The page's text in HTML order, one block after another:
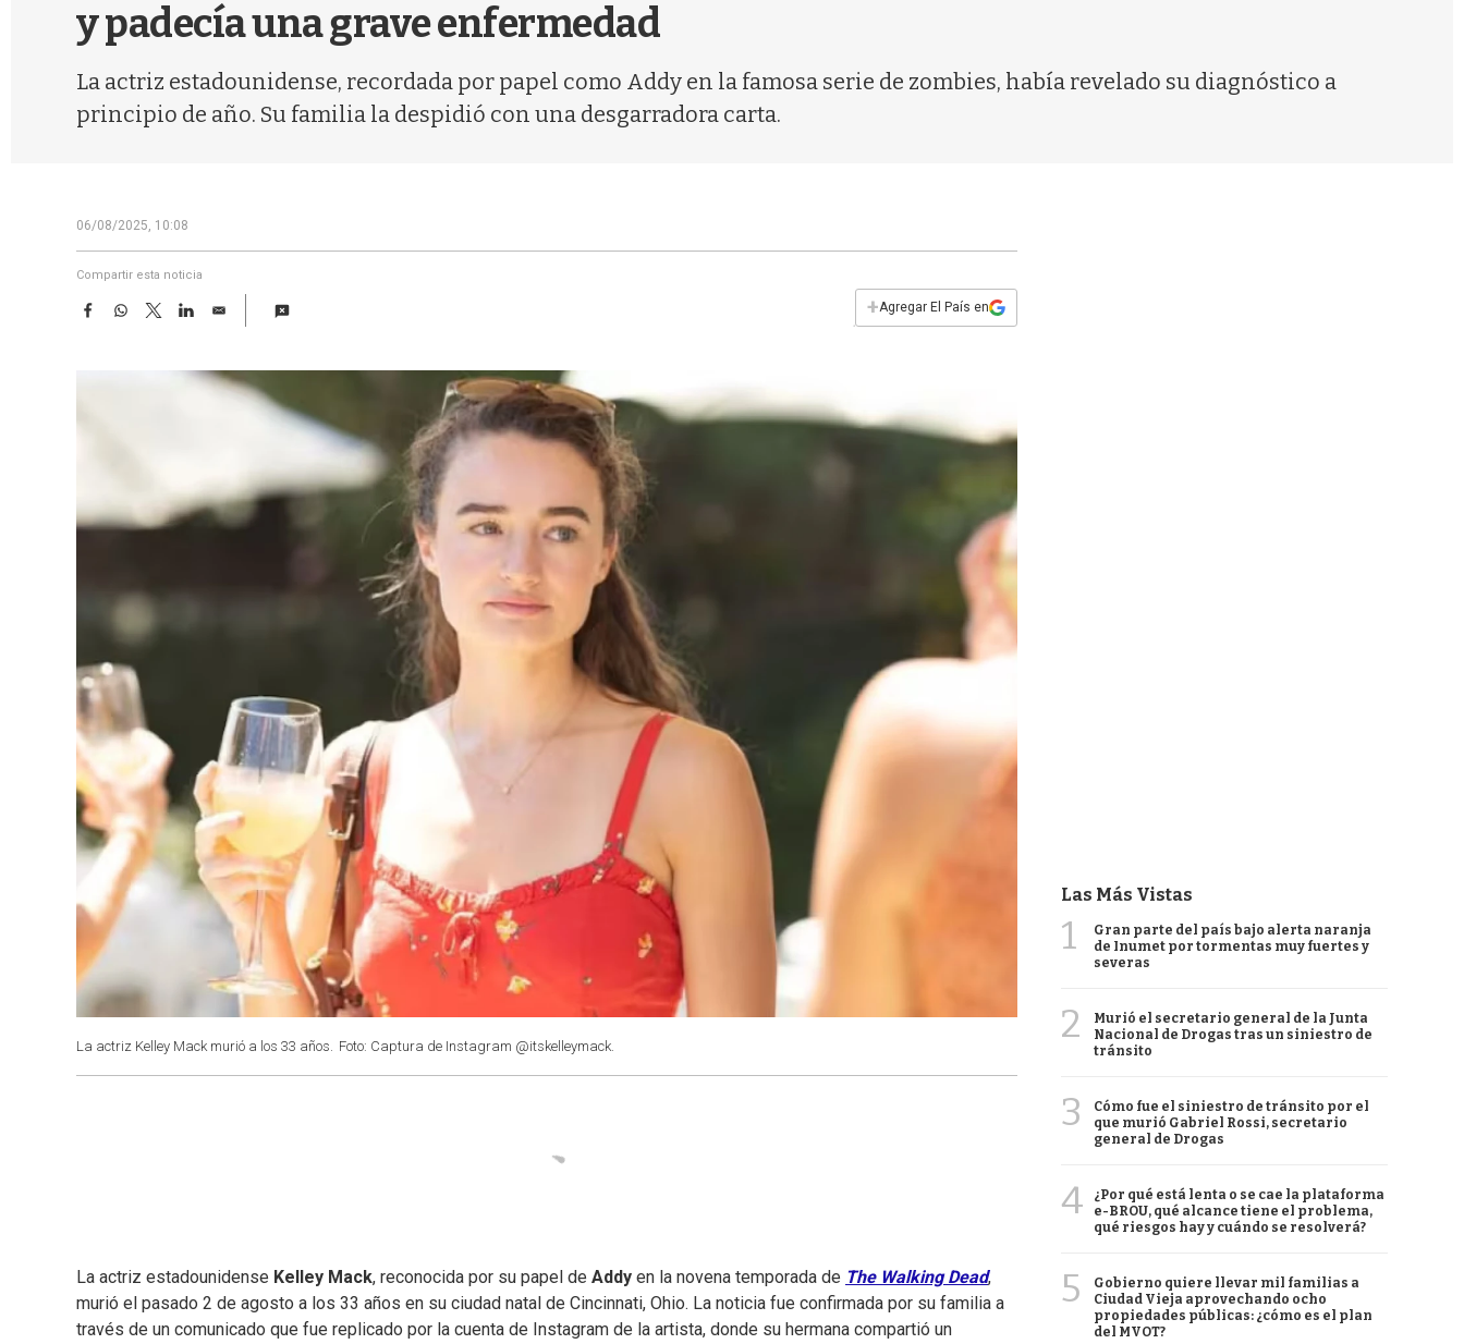
y padecía una grave enfermedad
La actriz estadounidense, recordada por papel como Addy en la famosa serie de zombies, había revelado su diagnóstico a
principio de año. Su familia la despidió con una desgarradora carta.
06/08/2025, 10:08
Compartir esta noticia
F
W
T
w
L
k
E
i
l
+Agregar El País en
La actriz Kelley Mack murió a los 33 años. Foto: Captura de Instagram @itskelleymack.
La actriz estadounidense Kelley Mack, reconocida por su papel de Addy en la novena temporada de The Walking Dead,
murió el pasado 2 de agosto a los 33 años en su ciudad natal de Cincinnati, Ohio. La noticia fue confirmada por su familia a
través de un comunicado que fue replicado por la cuenta de Instagram de la artista, donde su hermana compartió un
Las Más Vistas
1
Gran parte del país bajo alerta naranja
de Inumet por tormentas muy fuertes y
severas
2
Murió el secretario general de la Junta
Nacional de Drogas tras un siniestro de
tránsito
3
Cómo fue el siniestro de tránsito por el
que murió Gabriel Rossi, secretario
general de Drogas
4
¿Por qué está lenta o se cae la plataforma
e-BROU, qué alcance tiene el problema,
qué riesgos hay y cuándo se resolverá?
5
Gobierno quiere llevar mil familias a
Ciudad Vieja aprovechando ocho
propiedades públicas: ¿cómo es el plan
del MVOT?